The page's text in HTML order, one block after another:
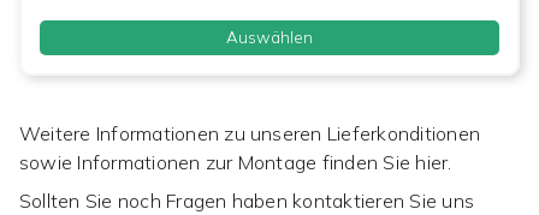
Auswählen
Weitere Informationen zu unseren Lieferkonditionen
sowie Informationen zur Montage finden Sie hier.
Sollten Sie noch Fragen haben kontaktieren Sie uns